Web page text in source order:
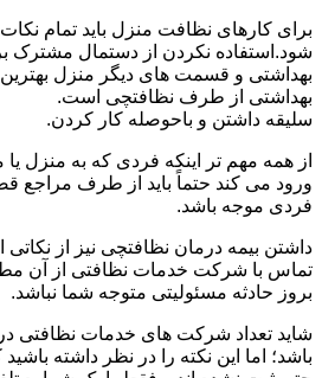
برای کارهای نظافت منزل باید تمام
شود.استفاده نکردن از دستمال مشترک
بهداشتی و قسمت های دیگر منزل
بهداشتی از طرف نظافتچی است.
سلیقه داشتن و باحوصله کار کردن.
از همه مهم تر اینکه فردی که به منزل
ورود می کند حتماً باید از طرف مراجع
فردی موجه باشد.
داشتن بیمه درمان نظافتچی نیز از
تماس با شرکت خدمات نظافتی از آن
بروز حادثه مسئولیتی متوجه شما نباشد.
شاید تعداد شرکت های خدمات نظافتی در
باشد؛ اما این نکته را در نظر داشته